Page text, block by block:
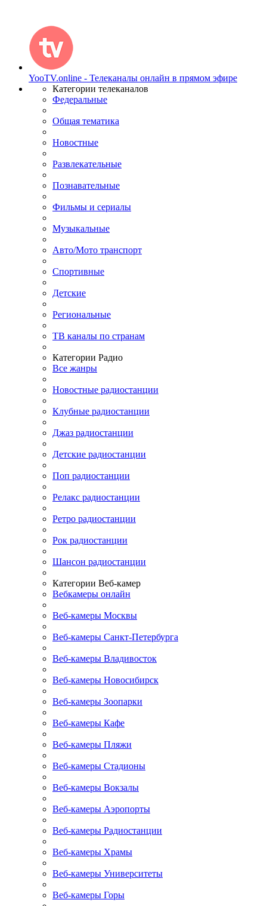
YooTV.online - Телеканалы онлайн в прямом эфире
Категории телеканалов
Федеральные
Общая тематика
Новостные
Развлекательные
Познавательные
Фильмы и сериалы
Музыкальные
Авто/Мото транспорт
Спортивные
Детские
Региональные
ТВ каналы по странам
Категории Радио
Все жанры
Новостные радиостанции
Клубные радиостанции
Джаз радиостанции
Детские радиостанции
Поп радиостанции
Релакс радиостанции
Ретро радиостанции
Рок радиостанции
Шансон радиостанции
Категории Веб-камер
Вебкамеры онлайн
Веб-камеры Москвы
Веб-камеры Санкт-Петербурга
Веб-камеры Владивосток
Веб-камеры Новосибирск
Веб-камеры Зоопарки
Веб-камеры Кафе
Веб-камеры Пляжи
Веб-камеры Стадионы
Веб-камеры Вокзалы
Веб-камеры Аэропорты
Веб-камеры Радиостанции
Веб-камеры Храмы
Веб-камеры Университеты
Веб-камеры Горы